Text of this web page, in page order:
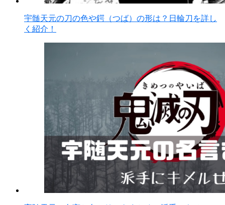
宇髄天元の刀の色や鍔（つば）の形は？日輪刀を詳し
く紹介！